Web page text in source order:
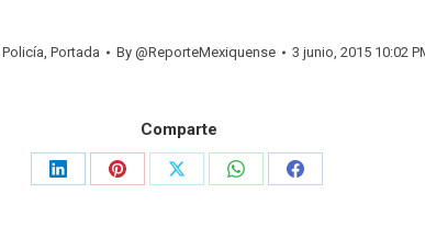
Policía, Portada By @ReporteMexiquense 3 junio, 2015 10:02
Comparte
Share
Share
Share
Share
Share